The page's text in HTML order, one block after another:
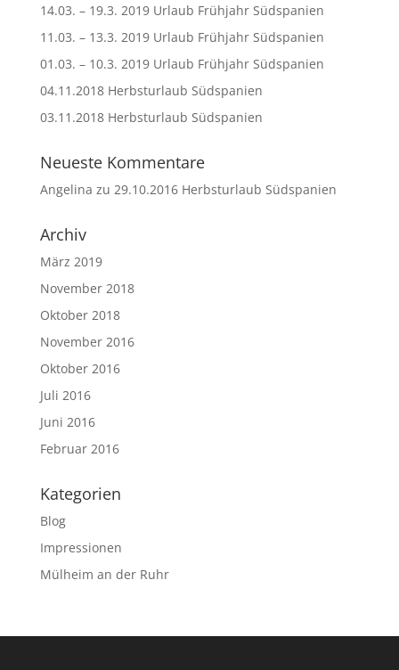
14.03. – 19.3. 2019 Urlaub Frühjahr Südspanien
11.03. – 13.3. 2019 Urlaub Frühjahr Südspanien
01.03. – 10.3. 2019 Urlaub Frühjahr Südspanien
04.11.2018 Herbsturlaub Südspanien
03.11.2018 Herbsturlaub Südspanien
Neueste Kommentare
Angelina zu 29.10.2016 Herbsturlaub Südspanien
Archiv
März 2019
November 2018
Oktober 2018
November 2016
Oktober 2016
Juli 2016
Juni 2016
Februar 2016
Kategorien
Blog
Impressionen
Mülheim an der Ruhr